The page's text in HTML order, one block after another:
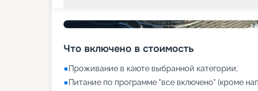
Что включено в стоимость
●Проживание в каюте выбранной категории;
●Питание по программе "все включено" (кроме